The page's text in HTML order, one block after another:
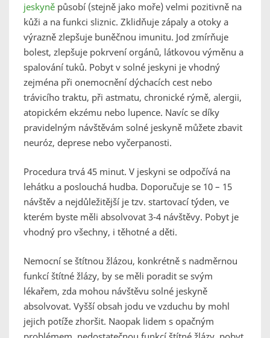
jeskyně působí (stejně jako moře) velmi pozitivně na
kůži a na funkci sliznic. Zklidňuje zápaly a otoky a
výrazně zlepšuje buněčnou imunitu. Jod zmírňuje
bolest, zlepšuje pokrvení orgánů, látkovou výměnu a
spalování tuků. Pobyt v solné jeskyni je vhodný
zejména při onemocnění dýchacích cest nebo
trávicího traktu, při astmatu, chronické rýmě, alergii,
atopickém ekzému nebo lupence. Navíc se díky
pravidelným návštěvám solné jeskyně můžete zbavit
neuróz, deprese nebo vyčerpanosti.
Procedura trvá 45 minut. V jeskyni se odpočívá na
lehátku a poslouchá hudba. Doporučuje se 10 – 15
návštěv a nejdůležitější je tzv. startovací týden, ve
kterém byste měli absolvovat 3-4 návštěvy. Pobyt je
vhodný pro všechny, i těhotné a děti.
Nemocní se štítnou žlázou, konkrétně s nadměrnou
funkcí štítné žlázy, by se měli poradit se svým
lékařem, zda mohou návštěvu solné jeskyně
absolvovat. Vyšší obsah jodu ve vzduchu by mohl
jejich potíže zhoršit. Naopak lidem s opačným